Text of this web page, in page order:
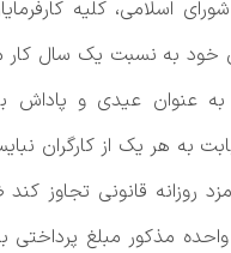
اسلامی، کلیه
خود به نسبت یک سال
عنوان عیدی و پاداش
به هر یک از کارگران
روزانه قانونی تجاوز
مذکور مبلغ پرداختی